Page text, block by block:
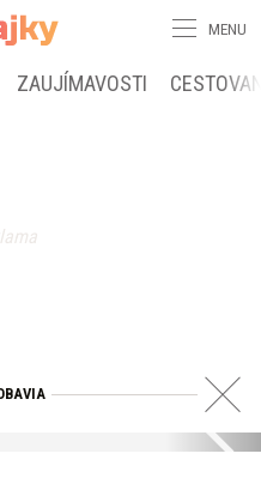
MENU
ZAUJÍMAVOSTI